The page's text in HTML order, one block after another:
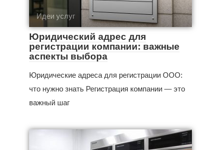
Идеи услуг
Юридический адрес для
регистрации компании: важные
аспекты выбора
Юридические адреса для регистрации ООО:
что нужно знать Регистрация компании — это
важный шаг